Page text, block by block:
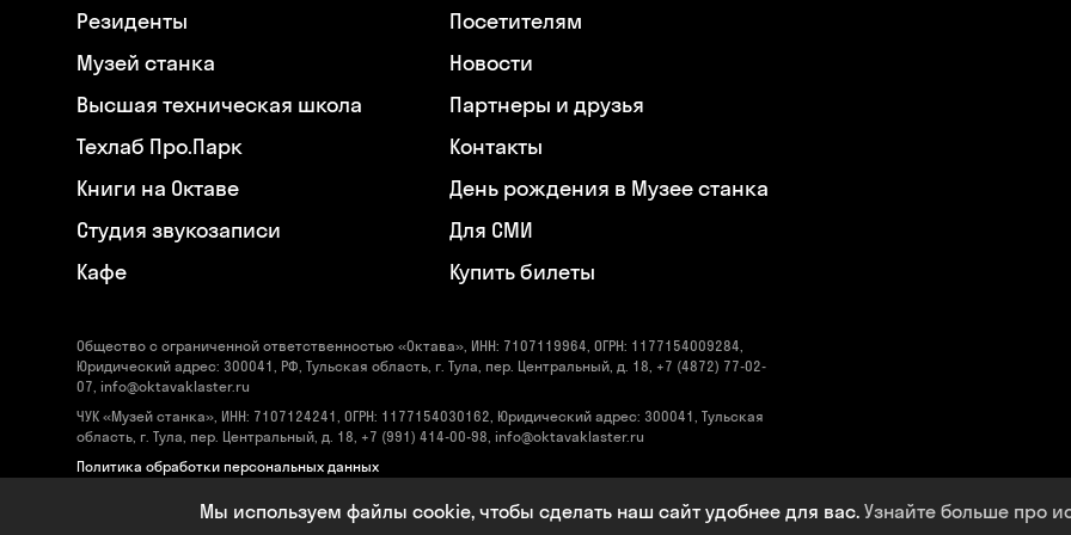
Резиденты
Музей станка
Высшая техническая школа
Техлаб Про.Парк
Книги на Октаве
Студия звукозаписи
Кафе
Посетителям
Новости
Партнеры и друзья
Контакты
День рождения в Музее станка
Для СМИ
Купить билеты
Общество с ограниченной ответственностью «Октава», ИНН: 7107119964, ОГРН: 1177154009284,
Юридический адрес: 300041, РФ, Тульская область, г. Тула, пер. Центральный, д. 18, +7 (4872) 77-02-
07, info@oktavaklaster.ru
ЧУК «Музей станка», ИНН: 7107124241, ОГРН: 1177154030162, Юридический адрес: 300041, Тульская
область, г. Тула, пер. Центральный, д. 18, +7 (991) 414-00-98, info@oktavaklaster.ru
Политика обработки персональных данных
Мы используем файлы cookie, чтобы сделать наш сайт удобнее для вас. Узнайте больше про